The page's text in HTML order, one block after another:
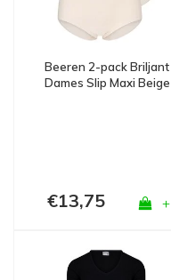
Beeren 2-pack Briljant
Dames Slip Maxi Beige
€13,75 +